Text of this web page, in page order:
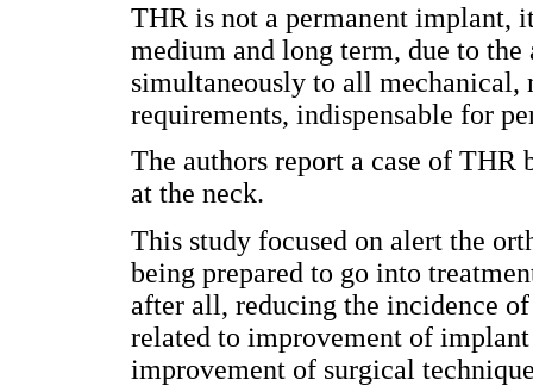
THR is not a permanent implant,
medium and long term, due to the
simultaneously to all
requirements, indispensable for
The authors report a case of
at the neck.
This study focused on alert the
being prepared to go into
after all, reducing the incidence
related to improvement of
improvement of surgical